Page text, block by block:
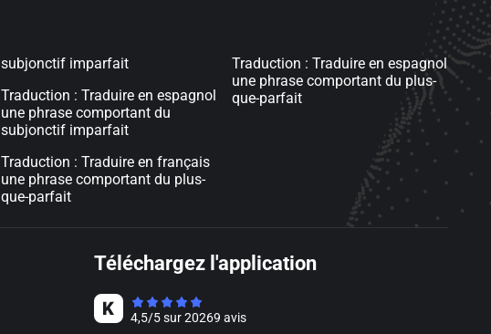
subjonctif imparfait
Traduction : Traduire en espagnol
une phrase comportant du
subjonctif imparfait
Traduction : Traduire en français
une phrase comportant du plus-
que-parfait
Traduction : Traduire en espagnol
une phrase comportant du plus-
que-parfait
Téléchargez l'application
4,5/5sur20269 avis